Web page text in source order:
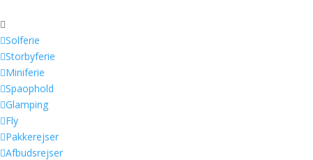

Solferie
Storbyferie
Miniferie
Spaophold
Glamping
Fly
Pakkerejser
Afbudsrejser